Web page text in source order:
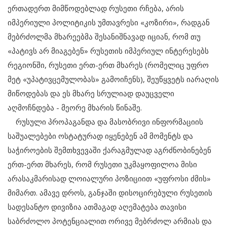
ერთადერთ მიმწოდებლად რუსეთი რჩება, არის
იმპერიული პოლიტიკის უმთავრესი «კოზირი», რადგან
მებრძოლმა მხარეებმა შესანიშნავად იციან, რომ თუ
«პატივს არ მიაგებენ» რუსეთის იმპერიულ ინტერესებს
რეგიონში, რუსეთი ერთ-ერთ მხარეს (რომელიც უფრო
მეტ «უპატივცემულობას» გამოიჩენს), შეუწყვეტს იარაღის
მიწოდებას და ეს მხარე სრულიად დაუცველი
აღმოჩნდება - მეორე მხარის წინაშე.
რუსული პროპაგანდა და მასობრივი ინფორმაციის
საშუალებები ოსტატურად იყენებენ ამ მომენტს და
საჭიროების შემთხვევაში ქარაგმულად აგრძნობინებენ
ერთ-ერთ მხარეს, რომ რუსეთი უკმაყოფილოა მისი
არასაკმარისად ლოიალური პოზიციით «უფროსი ძმის»
მიმართ. ამავე დროს, განჯაში დისოცირებული რუსეთის
სადესანტო დივიზია ათმაგად აღემატება თავისი
საბრძოლო პოტენციალით ორივე მებრძოლ არმიას და